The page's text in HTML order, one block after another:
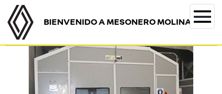
BIENVENIDO A MESONERO MOLINA